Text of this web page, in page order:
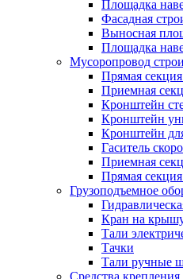
Площадка
Фасадная
Выносная
Площадка
Мусоропровод
Прямая
Приемная
Кронштейн
Кронштейн
Кронштейн
Гаситель
Приемная
Прямая
Грузоподъемное
Кран на
Тали
Тачки
Тали ручные
Средства крепления